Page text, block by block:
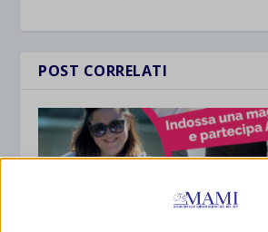
POST CORRELATI